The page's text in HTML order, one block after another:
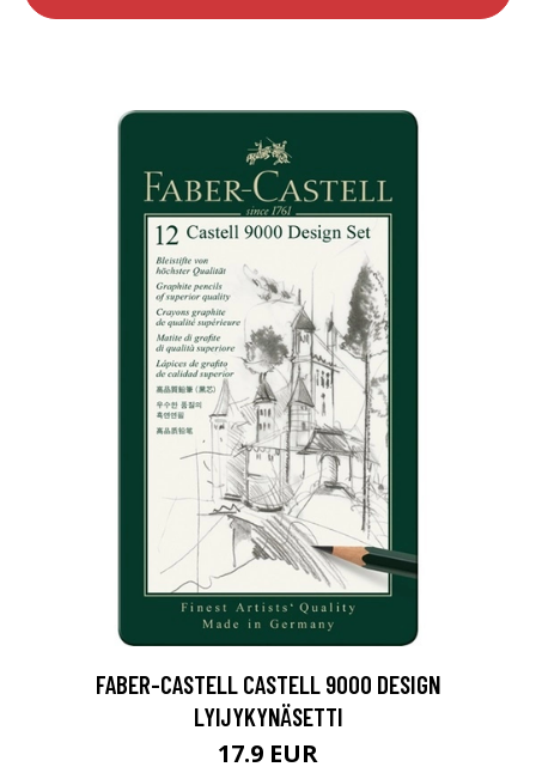
FABER-CASTELL CASTELL 9000 DESIGN
LYIJYKYNÄSETTI
17.9 EUR